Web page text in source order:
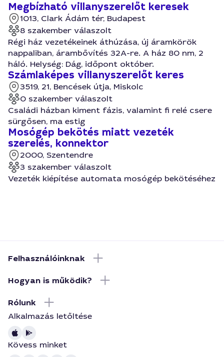
Megbízható villanyszerelőt keresek
1013, Clark Ádám tér, Budapest
8 szakember válaszolt
Régi ház vezetékeinek áthúzása, új áramkörök
nappaliban, árambővítés 32A-re. A ház 80 nm, 2
háló. Helység: Dág, időpont október.
Számlaképes villanyszerelőt keres
3519, 21, Bencések útja, Miskolc
0 szakember válaszolt
Családi házban kiment fázis, valamint fi relé csere
sürgősen, ma estig
Mosógép bekötés miatt vezeték
szerelés, konnektor
2000, Szentendre
3 szakember válaszolt
Vezeték kiépítése automata mosógép bekötéséhez
Felhasználóinknak
Hogyan is működik?
Rólunk
Alkalmazás letőltése
Kövess minket